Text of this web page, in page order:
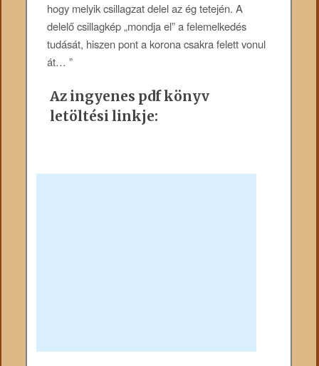
hogy melyik csillagzat delel az ég tetején. A
delelő csillagkép „mondja el” a felemelkedés
tudását, hiszen pont a korona csakra felett vonul
át… ”
Az ingyenes pdf könyv
letöltési linkje: